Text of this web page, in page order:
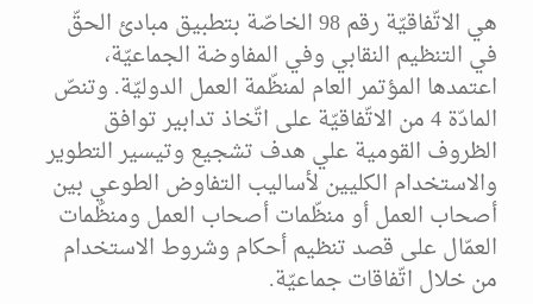
هي الاتّفاقيّة رقم 98 الخاصّة بتطبيق مبادئ الحقّ
في التنظيم النقابي وفي المفاوضة الجماعيّة،
اعتمدها المؤتمر العام لمنظّمة العمل الدوليّة. وتنصّ
المادّة 4 من الاتّفاقيّة على اتّخاذ تدابير توافق
الظروف القومية علي هدف تشجيع وتيسير التطوير
والاستخدام الكليين لأساليب التفاوض الطوعي بين
أصحاب العمل أو منظّمات أصحاب العمل ومنظّمات
العمّال على قصد تنظيم أحكام وشروط الاستخدام
من خلال اتّفاقات جماعيّة.